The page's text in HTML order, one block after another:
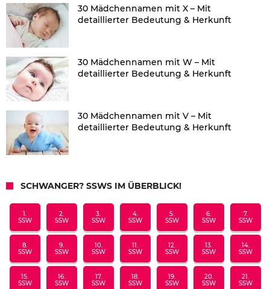
30 Mädchennamen mit X – Mit
detaillierter Bedeutung & Herkunft
30 Mädchennamen mit W – Mit
detaillierter Bedeutung & Herkunft
30 Mädchennamen mit V – Mit
detaillierter Bedeutung & Herkunft
SCHWANGER? SSWS IM ÜBERBLICK!
1.
SSW
2.
SSW
3.
SSW
4.
SSW
5.
SSW
6.
SSW
7.
SSW
8.
SSW
9.
SSW
10.
SSW
11.
SSW
12.
SSW
13.
SSW
14.
SSW
15.
SSW
16.
SSW
17.
SSW
18.
SSW
19.
SSW
20.
SSW
21.
SSW